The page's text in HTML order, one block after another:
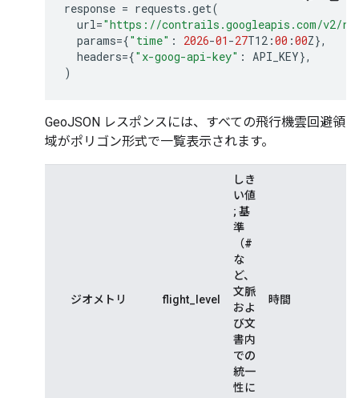
response = requests .get(
url="https://contrails.googleapis.com/v2/
params={"time" : 2026-01 -27T12 :00 :00Z},
headers={"x-goog-api-key" : API_KEY},
)
GeoJSON レスポンスには、すべての飛行機雲回避領
域がポリゴン形式で一覧表示されます。
ジオメトリ flight_level
しき
い値
; 基
準
（#
な
ど、
文脈
およ
び文
書内
での
統一
性に
時間